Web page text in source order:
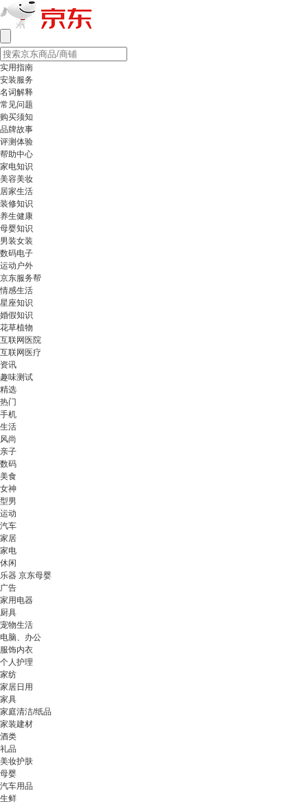
实用指南
安装服务
名词解释
常见问题
购买须知
品牌故事
评测体验
帮助中心
家电知识
美容美妆
居家生活
装修知识
养生健康
母婴知识
男装女装
数码电子
运动户外
京东服务帮
情感生活
星座知识
婚假知识
花草植物
互联网医院
互联网医疗
资讯
趣味测试
精选
热门
手机
生活
风尚
亲子
数码
美食
女神
型男
运动
汽车
家居
家电
休闲
乐器 京东母婴
广告
家用电器
厨具
宠物生活
电脑、办公
服饰内衣
个人护理
家纺
家居日用
家具
家庭清洁/纸品
家装建材
酒类
礼品
美妆护肤
母婴
汽车用品
生鲜